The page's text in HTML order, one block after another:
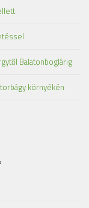
Balatonboglárig
környékén